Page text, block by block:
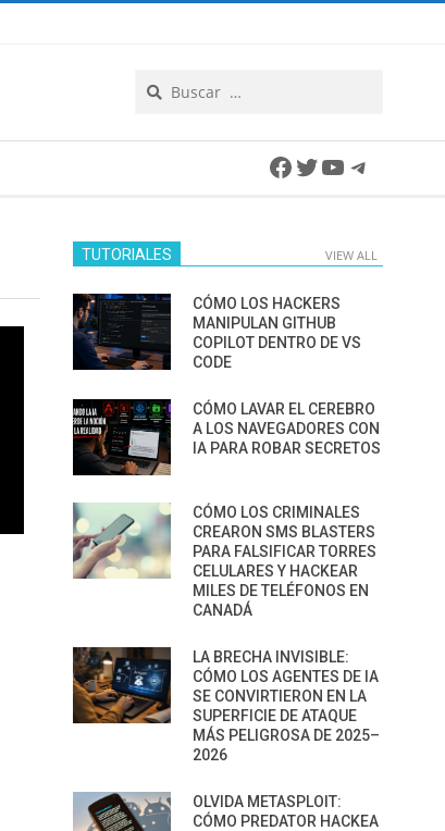
Facebook
Twitter
YouTube
TUTORIALES VIEW ALL
CÓMO LOS HACKERS
MANIPULAN GITHUB
COPILOT DENTRO DE VS
CODE
CÓMO LAVAR EL CEREBRO
A LOS NAVEGADORES CON
IA PARA ROBAR SECRETOS
CÓMO LOS CRIMINALES
CREARON SMS BLASTERS
PARA FALSIFICAR TORRES
CELULARES Y HACKEAR
MILES DE TELÉFONOS EN
CANADÁ
LA BRECHA INVISIBLE:
CÓMO LOS AGENTES DE IA
SE CONVIRTIERON EN LA
SUPERFICIE DE ATAQUE
MÁS PELIGROSA DE 2025–
2026
OLVIDA METASPLOIT:
CÓMO PREDATOR HACKEA